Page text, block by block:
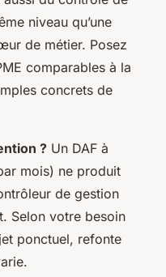
niveau qu’une
de métier. Posez
comparables à la
concrets de
? Un DAF à
mois) ne produit
de gestion
Selon votre besoin
ponctuel, refonte